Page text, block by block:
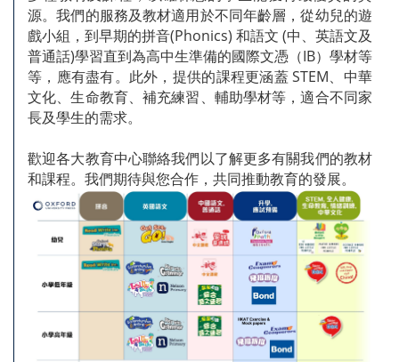
源。我們的服務及教材適用於不同年齡層，從幼兒的遊
戲小組，到早期的拼音(Phonics) 和語文 (中、英語文及
普通話)學習直到為高中生準備的國際文憑（IB）學材等
等，應有盡有。此外，提供的課程更涵蓋 STEM、中華
文化、生命教育、補充練習、輔助學材等，適合不同家
長及學生的需求。
歡迎各大教育中心聯絡我們以了解更多有關我們的教材
和課程。我們期待與您合作，共同推動教育的發展。